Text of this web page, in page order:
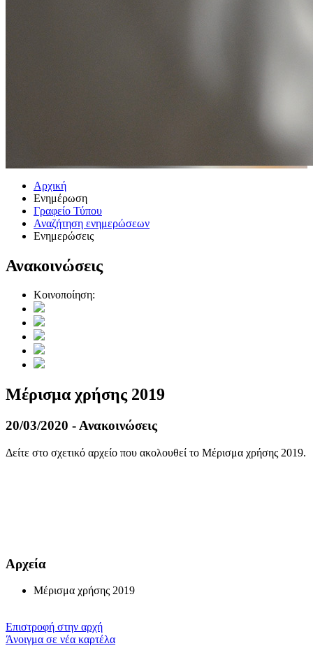
Αρχική
Ενημέρωση
Γραφείο Τύπου
Αναζήτηση ενημερώσεων
Ενημερώσεις
Ανακοινώσεις
Κοινοποίηση:
Μέρισμα χρήσης 2019
20/03/2020 - Ανακοινώσεις
Δείτε στο σχετικό αρχείο που ακολουθεί το Μέρισμα χρήσης 2019.
Αρχεία
Μέρισμα χρήσης 2019
Επιστροφή στην αρχή
Άνοιγμα σε νέα καρτέλα